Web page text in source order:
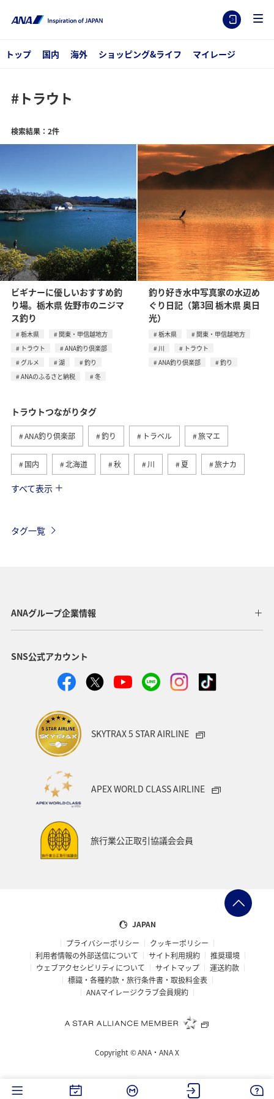
トップ 国内 海外 ショッピング&ライフ マイレージ
#トラウト
検索結果：2件
ビギナーに優しいおすすめ釣
り場。栃木県 佐野市のニジマ
ス釣り
栃木県
関東・甲信越地方
トラウト
ANA釣り倶楽部
グルメ
湖
釣り
ANAのふるさと納税
冬
釣り好き水中写真家の水辺め
ぐり日記（第3回 栃木県 奥日
光）
栃木県
関東・甲信越地方
川
トラウト
ANA釣り倶楽部
釣り
トラウトつながりタグ
ANA釣り倶楽部 釣り トラベル 旅マエ
国内 北海道 秋 川 夏 旅ナカ
春 湖
神奈川県 ワカサギ 岩手県 長野県 日光
アクティビティ
アユ
すべて表示
タグ一覧
ANAグループ企業情報
SNS公式アカウント
SKYTRAX 5 STAR AIRLINE
APEX WORLD CLASS AIRLINE
旅行業公正取引協議会会員
JAPAN
プライバシーポリシー
クッキーポリシー
利用者情報の外部送信について
サイト利用規約
推奨環境
ウェブアクセシビリティについて
サイトマップ
運送約款
標識・各種約款・旅行条件書・取扱料金表
ANAマイレージクラブ会員規約
Copyright ©ANA・ANA X